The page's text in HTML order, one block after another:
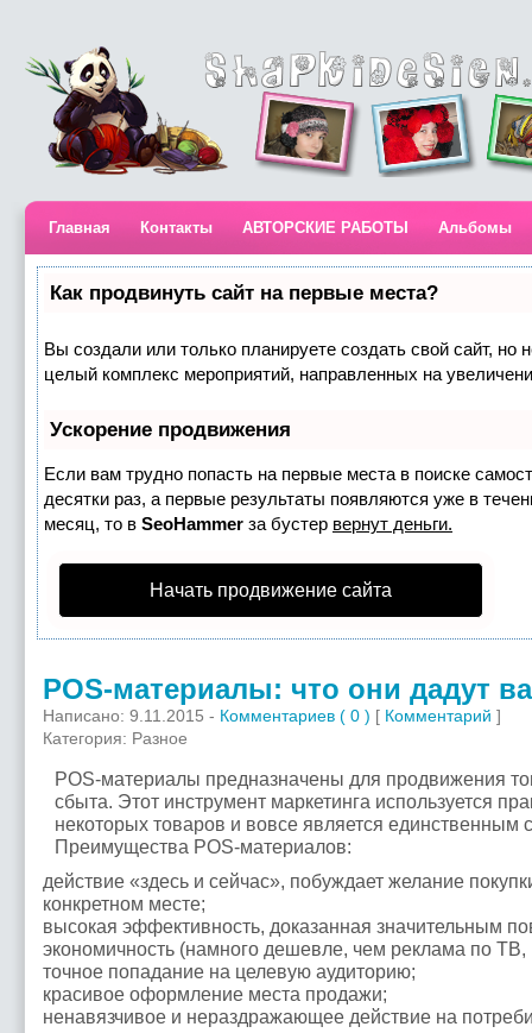
Главная Контакты АВТОРСКИЕ РАБОТЫ Альбомы
Как продвинуть сайт на первые места?
Вы создали или только планируете создать свой сайт, но
целый комплекс мероприятий, направленных на
Ускорение продвижения
Если вам трудно попасть на первые места в поиске
десятки раз, а первые результаты появляются уже в
месяц, то в SeoHammer за бустер вернут деньги.
Начать продвижение сайта
POS-материалы: что они дадут
Написано: 9.11.2015 - Комментариев ( 0 ) [ Комментарий ]
Категория: Разное
POS-материалы предназначены для продвижения
сбыта. Этот инструмент маркетинга используется
некоторых товаров и вовсе является единственным
Преимущества POS-материалов:
действие «здесь и сейчас», побуждает желание
конкретном месте;
высокая эффективность, доказанная значительным
экономичность (намного дешевле, чем реклама по ТВ,
точное попадание на целевую аудиторию;
красивое оформление места продажи;
ненавязчивое и нераздражающее действие на